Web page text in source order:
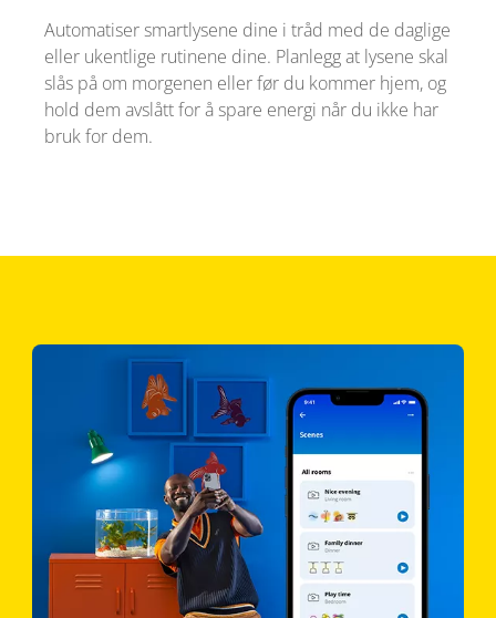
Automatiser smartlysene dine i tråd med de daglige
eller ukentlige rutinene dine. Planlegg at lysene skal
slås på om morgenen eller før du kommer hjem, og
hold dem avslått for å spare energi når du ikke har
bruk for dem.